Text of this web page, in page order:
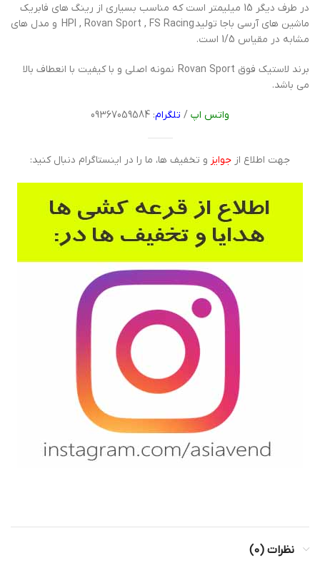
در طرف دیگر 15 میلیمتر است که مناسب بسیاری از رینگ های فابریک
ماشین های آرسی باجا تولید HPI , Rovan Sport , FS Racing و مدل های
مشابه در مقیاس 1/5 است.
برند لاستیک فوق Rovan Sport نمونه اصلی و با کیفیت با انعطاف بالا
می باشد.
واتس اپ / تلگرام: 09367059584
جهت اطلاع از جوایز و تخفیف ها، ما را در اینستاگرام دنبال کنید:
نظرات (0)